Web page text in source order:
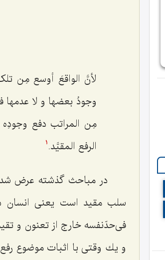
لأنَّ الواقعَ أوسع مِن
وجودُ بعضها و لا
مِن المراتب دفع وجودِه
الرفع المقیَّد. 1
در مباحث گذشته عرض
سلب مقید است یعنى
فى‌حدّنفسه خارج از تعنون و
و یك وقتى با اثبات موضوع